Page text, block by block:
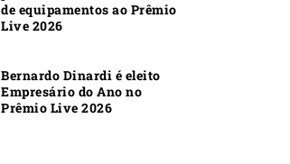
de equipamentos ao Prêmio
Live 2026
Bernardo Dinardi é eleito
Empresário do Ano no
Prêmio Live 2026